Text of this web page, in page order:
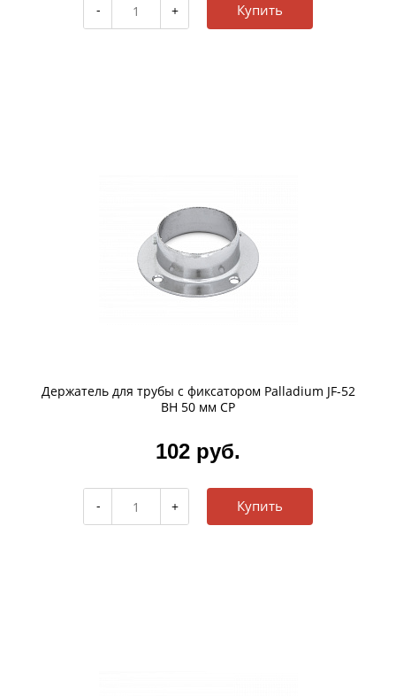
Купить
Держатель для трубы с фиксатором Palladium JF-52
BH 50 мм CP
102 руб.
Купить